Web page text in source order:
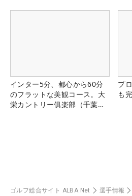
インター5分、都心から60分
のフラットな美観コース。大
栄カントリー俱楽部（千葉
プ
も
ゴルフ総合サイト ALBA Net 選手情報